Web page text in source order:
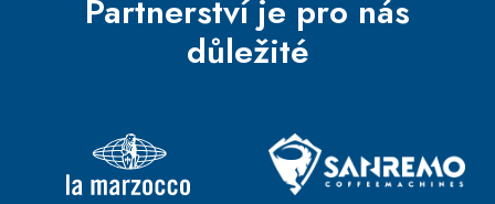
Partnerství je pro nás
důležité